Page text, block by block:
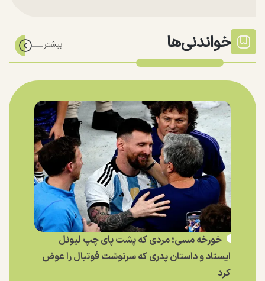
خواندنی‌ها
خورخه مسی؛ مردی که پشت پای چپ لیونل
ایستاد و داستان پدری که سرنوشت فوتبال را عوض
کرد